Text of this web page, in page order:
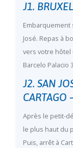
J1.
Embarquement
José. Repas à
vers votre hôtel
Barcelo Palacio
J2. SAN
CARTAGO
Après le petit-
le plus haut du
Puis, arrêt à